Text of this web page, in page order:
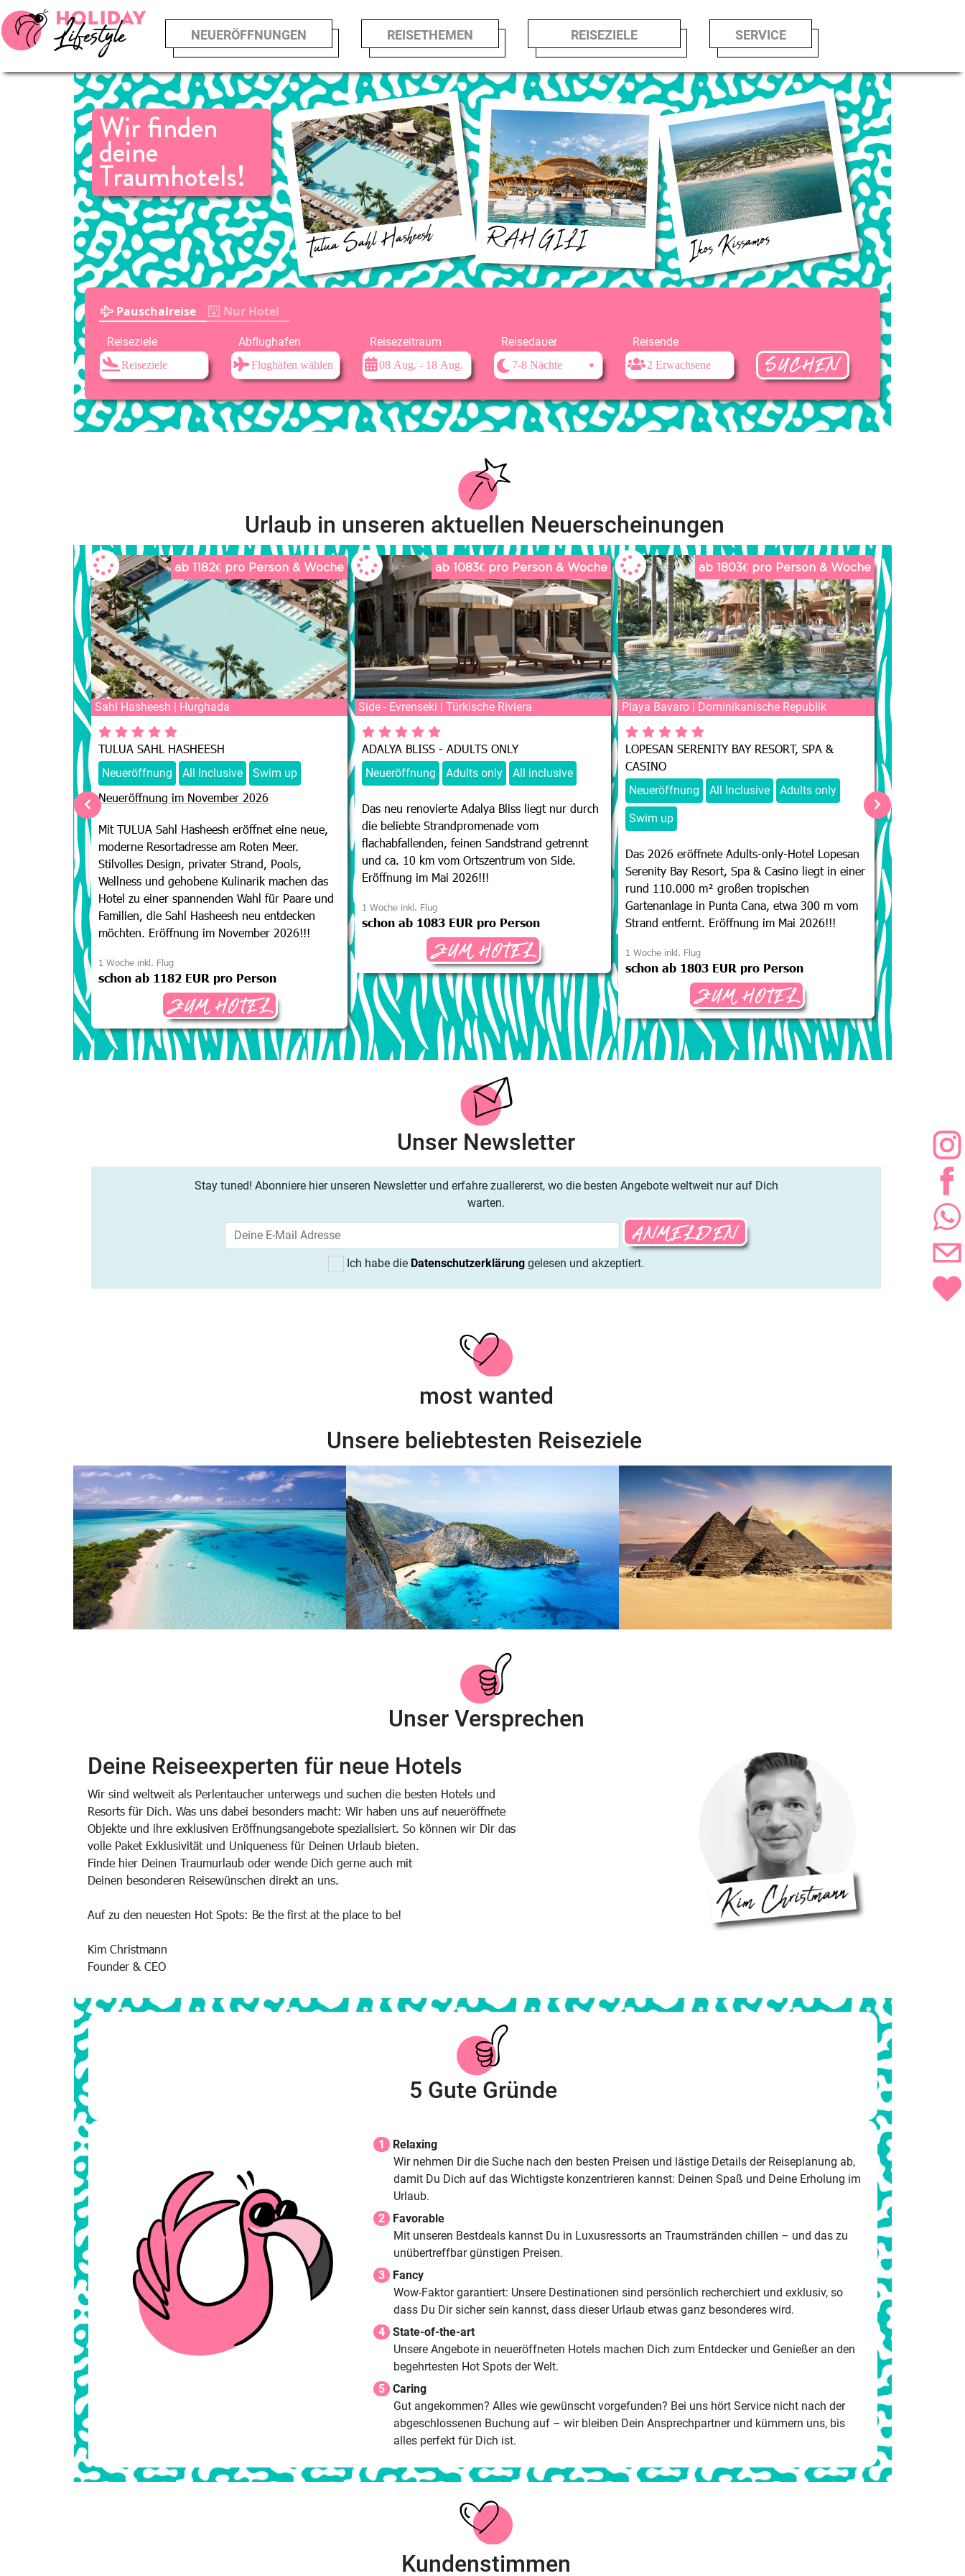
NEUERÖFFNUNGEN REISETHEMEN REISEZIELE SERVICE
Wir finden
deine
Traumhotels!
Tulua Sahl Hasheesh RAH GILI Ikos Kissamos
Pauschalreise Nur Hotel
Reiseziele Abflughafen Reisezeitraum Reisedauer Reisende
SUCHEN
Urlaub in unseren aktuellen Neuerscheinungen
& Woche ab 1182€ pro Person & Woche
Sahl Hasheesh | Hurghada
TULUA SAHL HASHEESH
Neueröffnung
All Inclusive
Swim up
Neueröffnung im November 2026
Mit TULUA Sahl Hasheesh eröffnet eine neue,
moderne Resortadresse am Roten Meer.
Stilvolles Design, privater Strand, Pools,
Wellness und gehobene Kulinarik machen das
Hotel zu einer spannenden Wahl für Paare und
Familien, die Sahl Hasheesh neu entdecken
möchten. Eröffnung im November 2026!!!
1 Woche inkl. Flug
schon ab 1182 EUR pro Person
ZUM HOTEL
ab 1083€ pro Person & Woche
Side - Evrenseki | Türkische Riviera
ADALYA BLISS - ADULTS ONLY
Neueröffnung
Adults only All inclusive
Das neu renovierte Adalya Bliss liegt nur durch
die beliebte Strandpromenade vom
flachabfallenden, feinen Sandstrand getrennt
und ca. 10 km vom Ortszentrum von Side.
Eröffnung im Mai 2026!!!
1 Woche inkl. Flug
schon ab 1083 EUR pro Person
ZUM HOTEL
ab 1803€ pro Person & Woche
Playa Bavaro | Dominikanische Republik
LOPESAN SERENITY BAY RESORT, SPA &
CASINO
Neueröffnung
All Inclusive Adults only
Swim up
Das 2026 eröffnete Adults-only-Hotel Lopesan
Serenity Bay Resort, Spa & Casino liegt in einer
rund 110.000 m² großen tropischen
Gartenanlage in Punta Cana, etwa 300 m vom
Strand entfernt. Eröffnung im Mai 2026!!!
1 Woche inkl. Flug
schon ab 1803 EUR pro Person
ZUM HOTEL
Laamu Atoll |
Im The
entspannten
türkisblauen
Erholung –
Barfuß am
Unser Newsletter
Stay tuned! Abonniere hier unseren Newsletter und erfahre zuallererst, wo die besten Angebote weltweit nur auf Dich
warten.
ANMELDEN
Ich habe die Datenschutzerklärung gelesen und akzeptiert.
most wanted
Unsere beliebtesten Reiseziele
Malediven Griechenland Ägypten
Unser Versprechen
Deine Reiseexperten für neue Hotels
Wir sind weltweit als Perlentaucher unterwegs und suchen die besten Hotels und
Resorts für Dich. Was uns dabei besonders macht: Wir haben uns auf neueröffnete
Objekte und ihre exklusiven Eröffnungsangebote spezialisiert. So können wir Dir das
volle Paket Exklusivität und Uniqueness für Deinen Urlaub bieten.
Finde hier Deinen Traumurlaub oder wende Dich gerne auch mit
Deinen besonderen Reisewünschen direkt an uns.
Auf zu den neuesten Hot Spots: Be the first at the place to be!
Kim Christmann
Founder & CEO
5 Gute Gründe
1 Relaxing
Wir nehmen Dir die Suche nach den besten Preisen und lästige Details der Reiseplanung ab,
damit Du Dich auf das Wichtigste konzentrieren kannst: Deinen Spaß und Deine Erholung im
Urlaub.
2 Favorable
Mit unseren Bestdeals kannst Du in Luxusressorts an Traumstränden chillen – und das zu
unübertreffbar günstigen Preisen.
3 Fancy
Wow-Faktor garantiert: Unsere Destinationen sind persönlich recherchiert und exklusiv, so
dass Du Dir sicher sein kannst, dass dieser Urlaub etwas ganz besonderes wird.
4 State-of-the-art
Unsere Angebote in neueröffneten Hotels machen Dich zum Entdecker und Genießer an den
begehrtesten Hot Spots der Welt.
5 Caring
Gut angekommen? Alles wie gewünscht vorgefunden? Bei uns hört Service nicht nach der
abgeschlossenen Buchung auf – wir bleiben Dein Ansprechpartner und kümmern uns, bis
alles perfekt für Dich ist.
Kundenstimmen